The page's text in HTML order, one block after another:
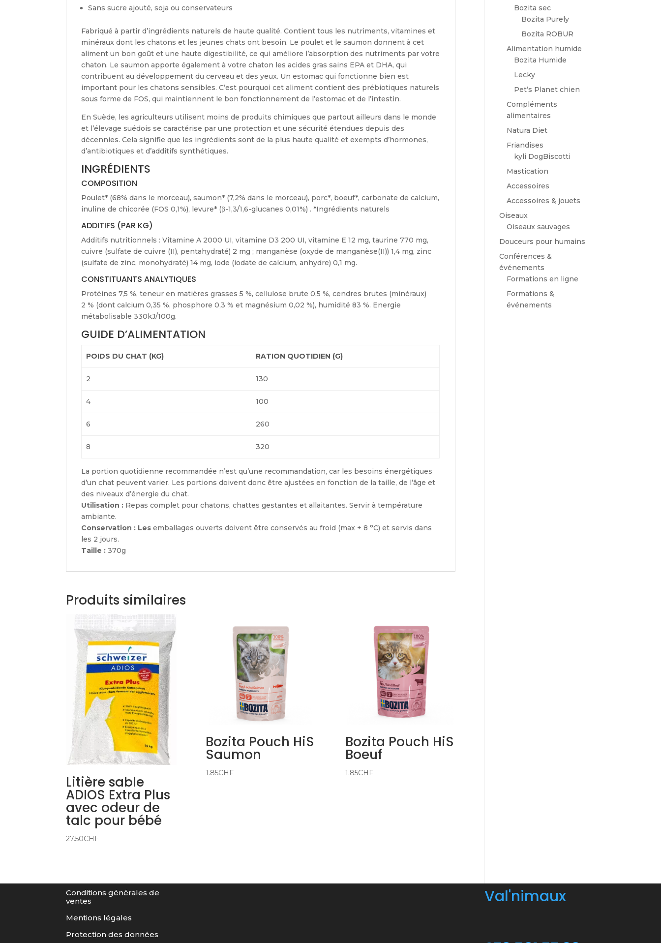
Sans sucre ajouté, soja ou conservateurs
Fabriqué à partir d’ingrédients naturels de haute qualité. Contient tous les nutriments, vitamines et
minéraux dont les chatons et les jeunes chats ont besoin. Le poulet et le saumon donnent à cet
aliment un bon goût et une haute digestibilité, ce qui améliore l’absorption des nutriments par votre
chaton. Le saumon apporte également à votre chaton les acides gras sains EPA et DHA, qui
contribuent au développement du cerveau et des yeux. Un estomac qui fonctionne bien est
important pour les chatons sensibles. C’est pourquoi cet aliment contient des prébiotiques naturels
sous forme de FOS, qui maintiennent le bon fonctionnement de l’estomac et de l’intestin.
En Suède, les agriculteurs utilisent moins de produits chimiques que partout ailleurs dans le monde
et l’élevage suédois se caractérise par une protection et une sécurité étendues depuis des
décennies. Cela signifie que les ingrédients sont de la plus haute qualité et exempts d’hormones,
d’antibiotiques et d’additifs synthétiques.
INGRÉDIENTS
COMPOSITION
Poulet* (68% dans le morceau), saumon* (7,2% dans le morceau), porc*, boeuf*, carbonate de calcium,
inuline de chicorée (FOS 0,1%), levure* (β-1,3/1,6-glucanes 0,01%) . *Ingrédients naturels
ADDITIFS (PAR KG)
Additifs nutritionnels : Vitamine A 2000 UI, vitamine D3 200 UI, vitamine E 12 mg, taurine 770 mg,
cuivre (sulfate de cuivre (II), pentahydraté) 2 mg ; manganèse (oxyde de manganèse(II)) 1,4 mg, zinc
(sulfate de zinc, monohydraté) 14 mg, iode (iodate de calcium, anhydre) 0,1 mg.
CONSTITUANTS ANALYTIQUES
Protéines 7,5 %, teneur en matières grasses 5 %, cellulose brute 0,5 %, cendres brutes (minéraux)
2 % (dont calcium 0,35 %, phosphore 0,3 % et magnésium 0,02 %), humidité 83 %. Energie
métabolisable 330kJ/100g.
GUIDE D’ALIMENTATION
POIDS DU CHAT (KG) RATION QUOTIDIEN (G)
2 130
4 100
6 260
8 320
La portion quotidienne recommandée n’est qu’une recommandation, car les besoins énergétiques
d’un chat peuvent varier. Les portions doivent donc être ajustées en fonction de la taille, de l’âge et
des niveaux d’énergie du chat.
Utilisation : Repas complet pour chatons, chattes gestantes et allaitantes. Servir à température
ambiante.
Conservation : Les emballages ouverts doivent être conservés au froid (max + 8 °C) et servis dans
les 2 jours.
Taille : 370g
Produits similaires
Litière sable
ADIOS Extra Plus
avec odeur de
talc pour bébé
27.50CHF
Bozita Pouch HiS
Saumon
1.85CHF
Bozita Pouch HiS
Boeuf
1.85CHF
Bozita sec
Bozita Purely
Bozita ROBUR
Alimentation humide
Bozita Humide
Lecky
Pet’s Planet chien
Compléments
alimentaires
Natura Diet
Friandises
kyli DogBiscotti
Mastication
Accessoires
Accessoires & jouets
Oiseaux
Oiseaux sauvages
Douceurs pour humains
Conférences &
événements
Formations en ligne
Formations &
événements
Conditions générales de
ventes
Mentions légales
Protection des données
Val'nimaux